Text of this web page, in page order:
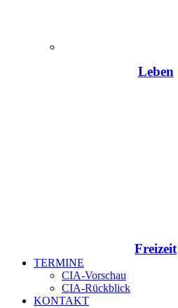
Leben
Freizeit
TERMINE
CIA-Vorschau
CIA-Rückblick
KONTAKT